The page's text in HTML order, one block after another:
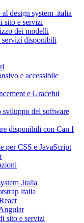
design system .italia
sito e servizi
dei modelli
disponibili
e accessibile
e Graceful
sviluppo del software
disponibili con Can I
per CSS e JavaScript
.italia
Italia
sito e servizi